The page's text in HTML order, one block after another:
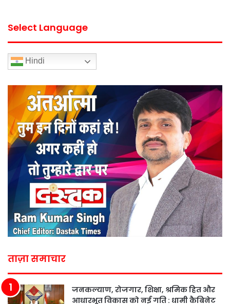
Select Language
Hindi
ताज़ा समाचार
जनकल्याण, रोजगार, शिक्षा, श्रमिक हित और
आधारभूत विकास को नई गति : धामी कैबिनेट